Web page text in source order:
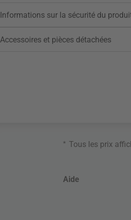
Informations sur la sécurité du
Accessoires et pièces détachées
* Tous les prix
Aide